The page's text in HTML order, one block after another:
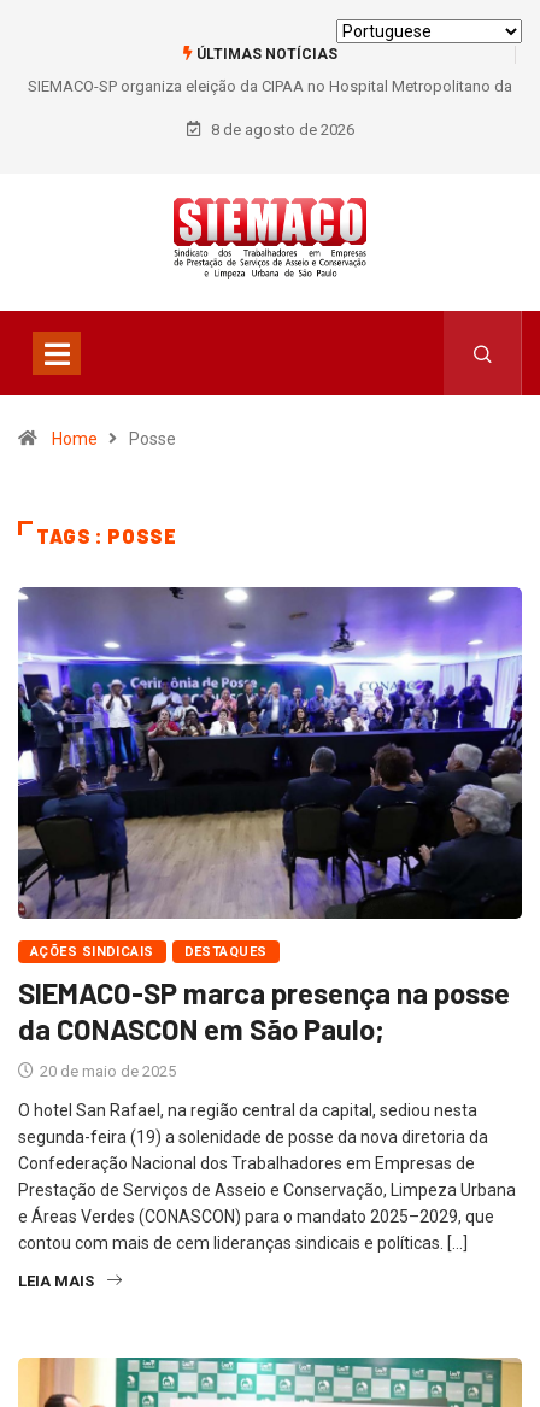
ÚLTIMAS NOTÍCIAS
SIEMACO-SP organiza eleição da CIPAA no Hospital Metropolitano da
Lapa e fortalece participação dos trabalhadores
8 de agosto de 2026
Home Posse
TAGS : POSSE
AÇÕES SINDICAIS DESTAQUES
SIEMACO-SP marca presença na posse
da CONASCON em São Paulo;
20 de maio de 2025
O hotel San Rafael, na região central da capital, sediou nesta
segunda-feira (19) a solenidade de posse da nova diretoria da
Confederação Nacional dos Trabalhadores em Empresas de
Prestação de Serviços de Asseio e Conservação, Limpeza Urbana
e Áreas Verdes (CONASCON) para o mandato 2025–2029, que
contou com mais de cem lideranças sindicais e políticas. […]
LEIA MAIS